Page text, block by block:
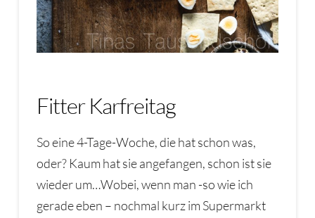
Fitter Karfreitag
So eine 4-Tage-Woche, die hat schon was,
oder? Kaum hat sie angefangen, schon ist sie
wieder um…Wobei, wenn man -so wie ich
gerade eben – nochmal kurz im Supermarkt